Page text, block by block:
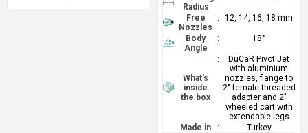
Radius
Free
Nozzles
: 12, 14, 16, 18 mm
Body
Angle
: 18°
What's
inside
the box
:
DuCaR Pivot Jet
with aluminium
nozzles, flange to
2" female threaded
adapter and 2"
wheeled cart with
extendable legs
Made in
: Turkey